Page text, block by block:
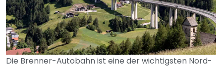
Die Brenner-Autobahn ist eine der wichtigsten Nord-